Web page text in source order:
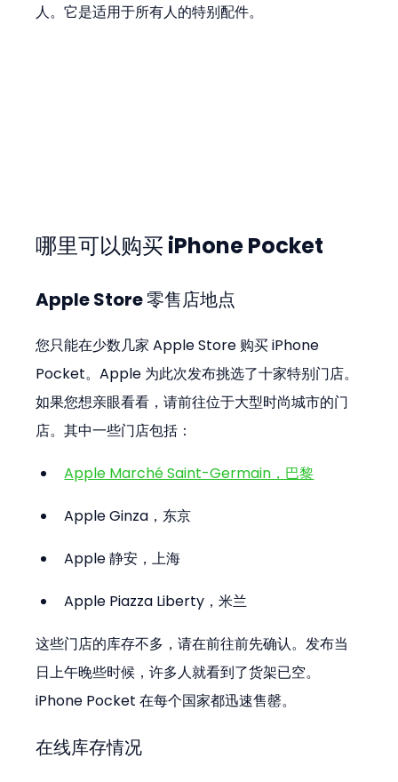
人。它是适用于所有人的特别配件。
哪里可以购买 iPhone Pocket
Apple Store 零售店地点
您只能在少数几家 Apple Store 购买 iPhone
Pocket。Apple 为此次发布挑选了十家特别门店。
如果您想亲眼看看，请前往位于大型时尚城市的门
店。其中一些门店包括：
Apple Marché Saint-Germain，巴黎
Apple Ginza，东京
Apple 静安，上海
Apple Piazza Liberty，米兰
这些门店的库存不多，请在前往前先确认。发布当
日上午晚些时候，许多人就看到了货架已空。
iPhone Pocket 在每个国家都迅速售罄。
在线库存情况